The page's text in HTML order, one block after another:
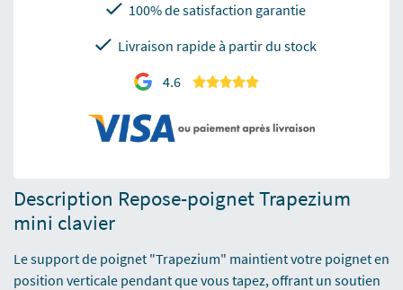
100% de satisfaction garantie
Livraison rapide à partir du stock
4.6
Description Repose-poignet Trapezium
mini clavier
Le support de poignet "Trapezium" maintient votre poignet en
position verticale pendant que vous tapez, offrant un soutien